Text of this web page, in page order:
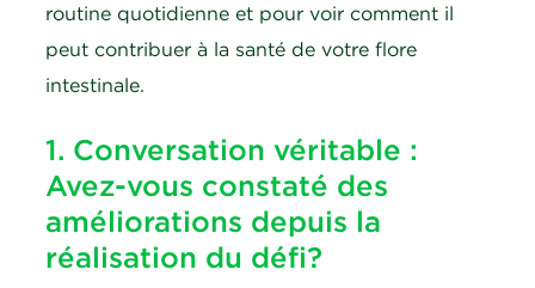
routine quotidienne et pour voir comment il
peut contribuer à la santé de votre flore
intestinale.
1. Conversation véritable :
Avez-vous constaté des
améliorations depuis la
réalisation du défi?